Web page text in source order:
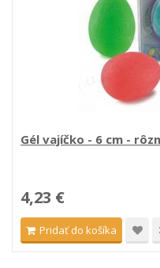
Gél vajíčko - 6 cm -
4,23 €
Pridať do košíka